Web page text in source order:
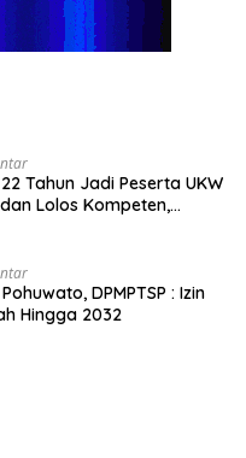
Tahun Jadi Peserta UKW
Lolos Kompeten,
DPMPTSP : Izin
Hingga 2032